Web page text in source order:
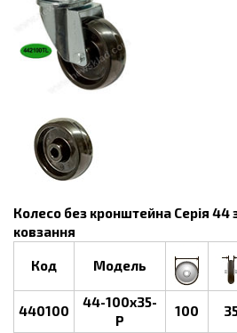
Колесо без кронштейна Серія 44
ковзання
Код Модель
440100
44-100х35-
P
100